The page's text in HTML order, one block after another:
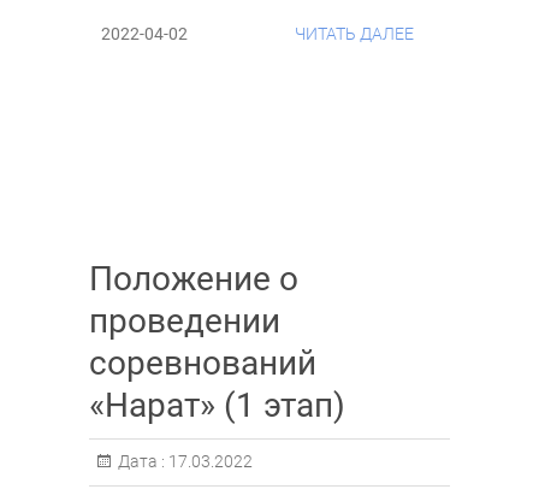
2022-04-02 ЧИТАТЬ ДАЛЕЕ
Положение о
проведении
соревнований
«Нарат» (1 этап)
Дата : 17.03.2022